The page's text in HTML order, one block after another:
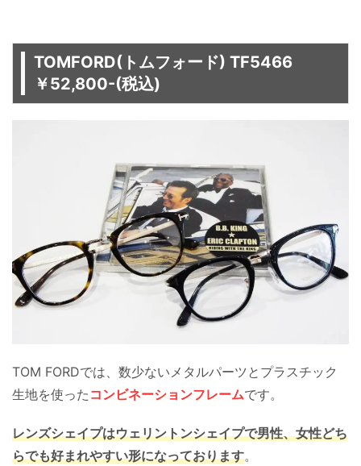
TOMFORD(トムフォード) TF5466
￥52,800-(税込)
TOM FORDでは、数少ないメタルパーツとプラスチック
生地を使った コンビネーションフレームです。
レンズシェイプはウェリントンシェイプで男性、女性どち
らでも好まれやすい形になっております。